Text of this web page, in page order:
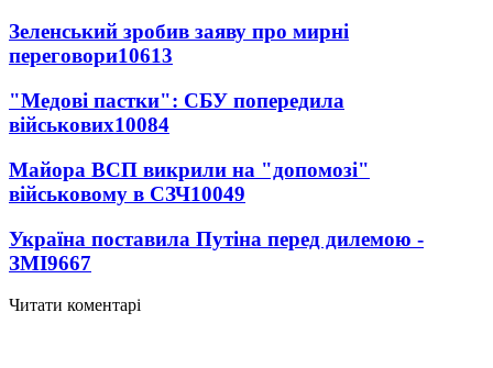
Зеленський зробив заяву про мирні
переговори10613
"Медові пастки": СБУ попередила
військових10084
Майора ВСП викрили на "допомозі"
військовому в СЗЧ10049
Україна поставила Путіна перед дилемою -
ЗМІ9667
Читати коментарі